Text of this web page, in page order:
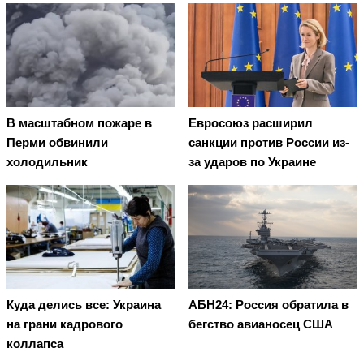
В масштабном пожаре в
Перми обвинили
холодильник
Евросоюз расширил
санкции против России из-
за ударов по Украине
Куда делись все: Украина
на грани кадрового
коллапса
АБН24: Россия обратила в
бегство авианосец США